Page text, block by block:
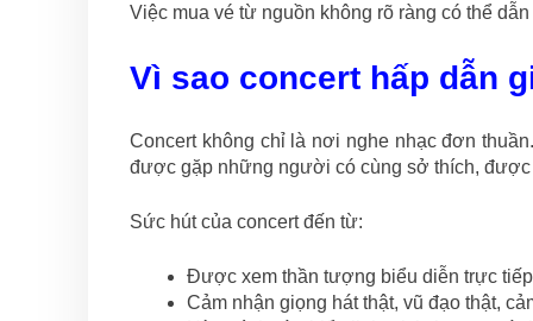
Việc mua vé từ nguồn không rõ ràng có thể
Vì sao concert hấp dẫn
Concert không chỉ là nơi nghe nhạc đơn
được gặp những người có cùng sở thích, được
Sức hút của concert đến từ:
Được xem thần tượng biểu diễn trực
Cảm nhận giọng hát thật, vũ đạo thật,